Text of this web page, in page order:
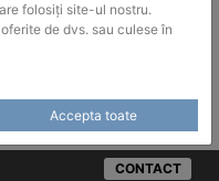
in sistemul SEAP / SICAP
CONTACT
folosiți site-ul nostru.
de dvs. sau culese în
Accepta toate